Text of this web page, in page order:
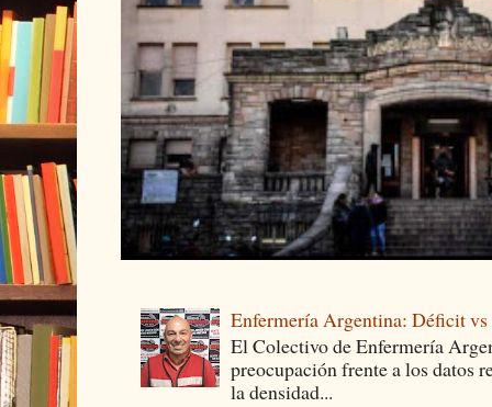
Enfermería Argentina: Déficit
El Colectivo de Enfermería
preocupación frente a los datos
la densidad...